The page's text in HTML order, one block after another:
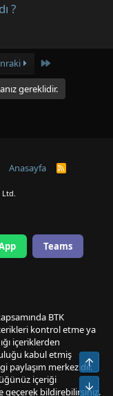
?
Last
gereklidir.
Anasayfa
R
Ltd.
Teams
BTK
kontrol etme ya
içeriklerden
kabul etmiş
paylaşım merkezidir.
içeriği
geçerek bildirebilirsiniz.
Üst
Alt